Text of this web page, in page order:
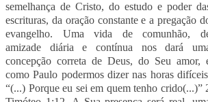
semelhança de Cristo, do estudo e poder
escrituras, da oração constante e a pregação
evangelho. Uma vida de comunhão,
amizade diária e contínua nos dará
concepção correta de Deus, do Seu amor,
como Paulo podermos dizer nas horas
“(...) Porque eu sei em quem tenho crido(...)”